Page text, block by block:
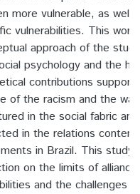
more vulnerable, as well
vulnerabilities. This
approach of the
psychology and the
contributions
of the racism and the
in the social fabric
in the relations
in Brazil. This study
on the limits of
and the challenges